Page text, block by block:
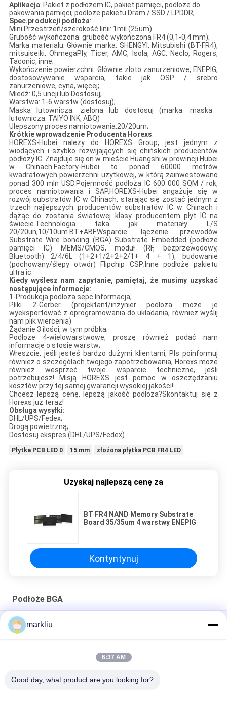
Aplikacja: Pakiet z podłożem IC, pakiet pamięci, podłoże do
pakowania pamięci, podłoże pakietu Dram / SSD / LPDDR,
Spec.produkcji podłoża:
Mini.Przestrzeń/szerokość linii: 1mil (25um)
Grubość wykończona: grubość wykończona FR4 (0,1-0,4 mm);
Marka materiału: Głównie marka: SHENGYI, Mitsubishi (BT-FR4),
mitsuiseiki, OhmegaPly, Ticer, AMC, Isola, AGC, Neclo, Rogers,
Taconic, inne;
Wykończenie powierzchni: Głównie złoto zanurzeniowe, ENEPIG,
dostosowywanie wsparcia, takie jak OSP / srebro
zanurzeniowe, cyna, więcej;
Miedź: 0,5 uncji lub Dostosuj;
Warstwa: 1-6 warstw (dostosuj);
Maska lutownicza: zielona lub dostosuj (marka: maska ​​
lutownicza: TAIYO INK, ABQ)
Ulepszony proces namiotowania:20/20um;
Krótkie wprowadzenie Producenta Horexs:
HOREXS-Hubei należy do HOREXS Group, jest jednym z
wiodących i szybko rozwijających się chińskich producentów
podłoży IC. Znajduje się on w mieście Huangshi w prowincji Hubei
w Chinach.Factory-Hubei to ponad 60000 metrów
kwadratowych powierzchni użytkowej, w którą zainwestowano
ponad 300 mln USD.Pojemność podłoża IC 600 000 SQM / rok,
proces namiotowania i SAP.HOREXS-Hubei angażuje się w
rozwój substratów IC w Chinach, starając się zostać jednym z
trzech najlepszych producentów substratów IC w Chinach i
dążąc do zostania światowej klasy producentem płyt IC na
świecie.Technologia taka jak materiały L/S
20/20un,10/10um.BT+ABF.Wsparcie: łączenie przewodów
Substrate Wire bonding (BGA) Substrate Embedded (podłoże
pamięci IC) MEMS/CMOS, moduł (RF, bezprzewodowy,
Bluetooth) 2/4/6L (1+2+1/2+2+2/1+ 4 + 1), budowanie
(pochowany/ślepy otwór) Flipchip CSP;Inne podłoże pakietu
ultra ic.
Kiedy wyślesz nam zapytanie, pamiętaj, że musimy uzyskać
następujące informacje:
1-Produkcja podłoża sepc.Informacja;
Pliki 2-Gerber (projektant/inżynier podłoża może je
wyeksportować z oprogramowania do układania, również wyślij
nam plik wiercenia)
Żądanie 3 ilości, w tym próbka;
Podłoże 4-wielowarstwowe, proszę również podać nam
informacje o stosie warstw;
Wreszcie, jeśli jesteś bardzo dużymi klientami, Pls poinformuj
również o szczegółach twojego zapotrzebowania, Horexs może
również wesprzeć twoje wsparcie techniczne, jeśli
potrzebujesz! Misją HOREXS jest pomoc w oszczędzaniu
kosztów przy tej samej gwarancji wysokiej jakości!
Chcesz lepszą cenę, lepszą jakość podłoża?Skontaktuj się z
Horexs już teraz!
Obsługa wysyłki:
DHL/UPS/Fedex;
Drogą powietrzną;
Dostosuj ekspres (DHL/UPS/Fedex)
Płytka PCB LED 0 15 mm złożona płytka PCB FR4 LED
Uzyskaj najlepszą cenę za
BT FR4 NAND Memory Substrate
Board 35/35um 4 warstwy ENEPIG
Kontyntynuj
Podłoże BGA
Produkcja podłoża modułu RF/mmwave
produkcja podłoża pakietu mikroelektroniki,
Podłoże do montażu półprzewodników o grubości 0,2 mm
markliu
6:37 AM
Good day, what product are you looking for?